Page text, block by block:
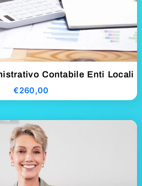
Contabile Enti Locali
€260,00